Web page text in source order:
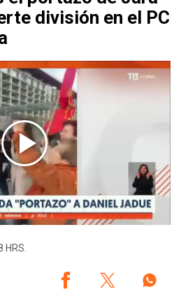
división en el PC
HRS.